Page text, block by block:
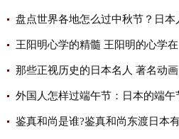
盘点世界各地怎么过中秋节？日本
王阳明心学的精髓 王阳明的心学
那些正视历史的日本名人 著名动
外国人怎样过端午节：日本的端午
鉴真和尚是谁?鉴真和尚东渡日本